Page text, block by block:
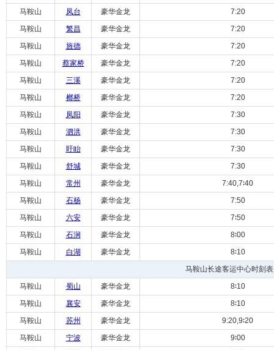
马鞍山
凤台 豪华金龙
7:20
马鞍山
繁昌 豪华金龙
7:20
马鞍山
旌德 豪华金龙
7:20
马鞍山
蔡家桥 豪华金龙
7:20
马鞍山
三溪 豪华金龙
7:20
马鞍山
榔桥 豪华金龙
7:20
马鞍山
凤阳 豪华金龙
7:30
马鞍山
泗洪 豪华金龙
7:30
马鞍山
盱眙 豪华金龙
7:30
马鞍山
舒城 豪华金龙
7:30
马鞍山
常州 豪华金龙
7:40,7∶40
马鞍山
石杨 豪华金龙
7:50
马鞍山
六安 豪华金龙
7∶50
马鞍山
石涧 豪华金龙
8∶00
马鞍山
白湖 豪华金龙
8∶10
马鞍山长途客运中心时刻表
马鞍山
蜀山 豪华金龙
8∶10
马鞍山
襄安 豪华金龙
8∶10
马鞍山
苏州 豪华金龙
9:20,9∶20
马鞍山
宁波 豪华金龙
9∶00